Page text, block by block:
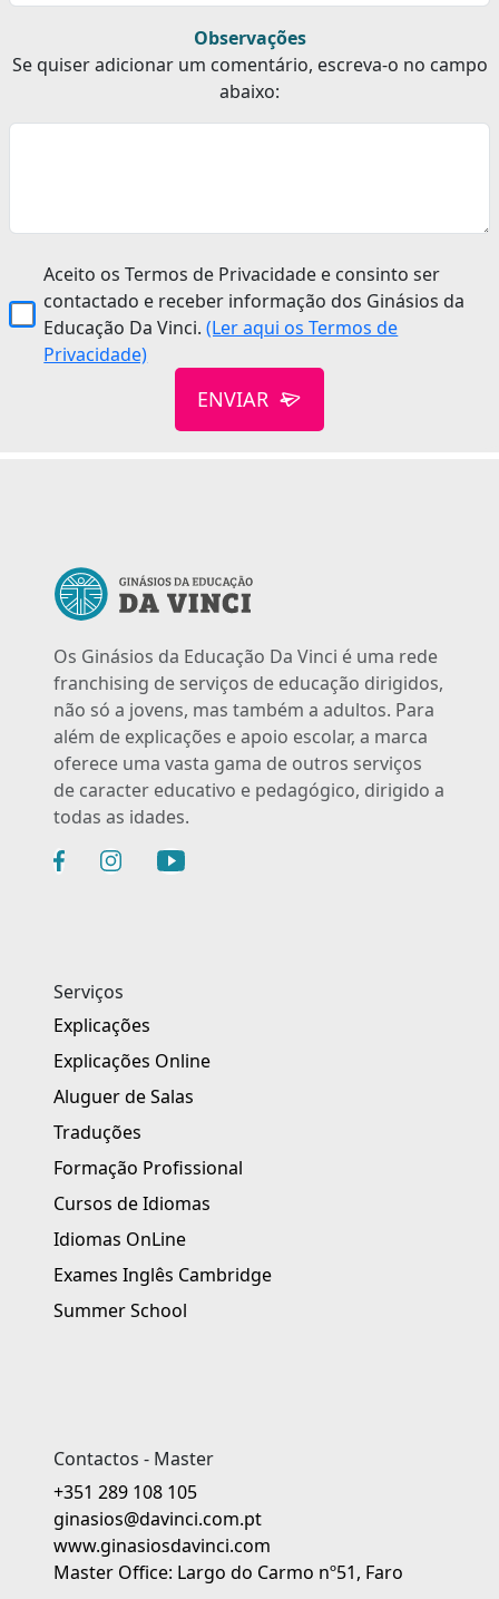
Observações
Se quiser adicionar um comentário, escreva-o no campo
abaixo:
Aceito os Termos de Privacidade e consinto ser
contactado e receber informação dos Ginásios da
Educação Da Vinci.(Ler aqui os Termos de
Privacidade)
ENVIAR
Os Ginásios da Educação Da Vinci é uma rede
franchising de serviços de educação dirigidos,
não só a jovens, mas também a adultos. Para
além de explicações e apoio escolar, a marca
oferece uma vasta gama de outros serviços
de caracter educativo e pedagógico, dirigido a
todas as idades.
Serviços
Explicações
Explicações Online
Aluguer de Salas
Traduções
Formação Profissional
Cursos de Idiomas
Idiomas OnLine
Exames Inglês Cambridge
Summer School
Contactos - Master
+351 289 108 105
ginasios@davinci.com.pt
www.ginasiosdavinci.com
Master Office: Largo do Carmo nº51, Faro